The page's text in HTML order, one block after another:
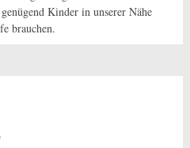
Kinder in unserer Nähe
brauchen.